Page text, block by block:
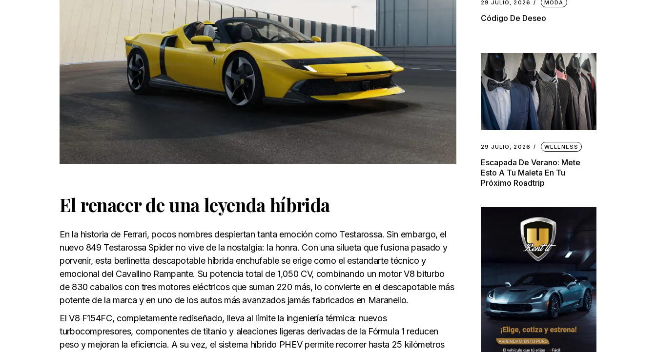
El renacer de una leyenda híbrida
En la historia de Ferrari, pocos nombres despiertan tanta emoción como Testarossa. Sin embargo, el
nuevo 849 Testarossa Spider no vive de la nostalgia: la honra. Con una silueta que fusiona pasado y
porvenir, esta berlinetta descapotable híbrida enchufable se erige como el estandarte técnico y
emocional del Cavallino Rampante. Su potencia total de 1,050 CV, combinando un motor V8 biturbo
de 830 caballos con tres motores eléctricos que suman 220 más, lo convierte en el descapotable más
potente de la marca y en uno de los autos más avanzados jamás fabricados en Maranello.
El V8 F154FC, completamente rediseñado, lleva al límite la ingeniería térmica: nuevos
turbocompresores, componentes de titanio y aleaciones ligeras derivadas de la Fórmula 1 reducen
peso y mejoran la eficiencia. A su vez, el sistema híbrido PHEV permite recorrer hasta 25 kilómetros
29 JULIO, 2026 MODA
Código De Deseo
29 JULIO, 2026 WELLNESS
Escapada De Verano: Mete
Esto A Tu Maleta En Tu
Próximo Roadtrip